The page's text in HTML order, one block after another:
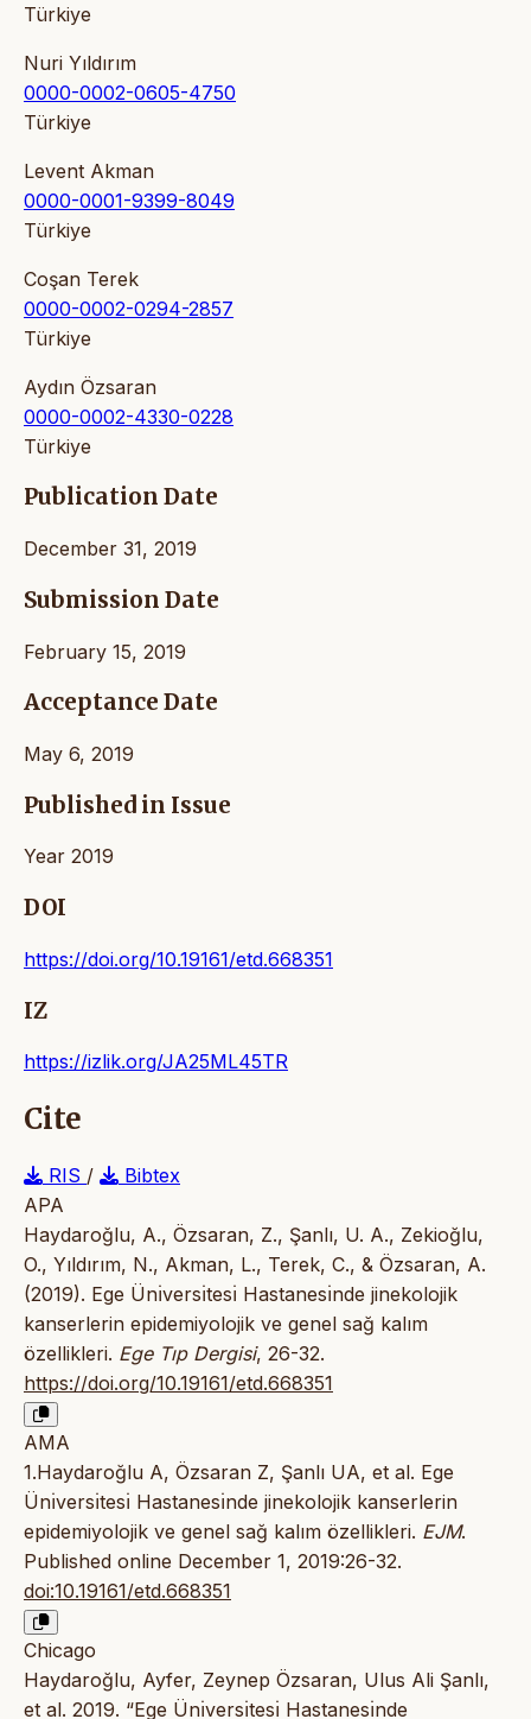
Türkiye
Nuri Yıldırım
0000-0002-0605-4750
Türkiye
Levent Akman
0000-0001-9399-8049
Türkiye
Coşan Terek
0000-0002-0294-2857
Türkiye
Aydın Özsaran
0000-0002-4330-0228
Türkiye
Publication Date
December 31, 2019
Submission Date
February 15, 2019
Acceptance Date
May 6, 2019
Published in Issue
Year 2019
DOI
https://doi.org/10.19161/etd.668351
IZ
https://izlik.org/JA25ML45TR
Cite
RIS /
Bibtex
APA
Haydaroğlu, A., Özsaran, Z., Şanlı, U. A., Zekioğlu,
O., Yıldırım, N., Akman, L., Terek, C., & Özsaran, A.
(2019). Ege Ünı̇versı̇tesı̇ Hastanesı̇nde jinekolojik
kanserlerin epidemiyolojik ve genel sağ kalım
özellikleri. Ege Tıp Dergisi, 26-32.
https://doi.org/10.19161/etd.668351
AMA
1.Haydaroğlu A, Özsaran Z, Şanlı UA, et al. Ege
Ünı̇versı̇tesı̇ Hastanesı̇nde jinekolojik kanserlerin
epidemiyolojik ve genel sağ kalım özellikleri. EJM.
Published online December 1, 2019:26-32.
doi:10.19161/etd.668351
Chicago
Haydaroğlu, Ayfer, Zeynep Özsaran, Ulus Ali Şanlı,
et al. 2019. “Ege Ünı̇versı̇tesı̇ Hastanesı̇nde